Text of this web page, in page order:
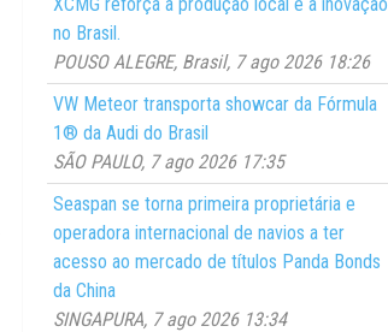
no Brasil.
POUSO ALEGRE, Brasil, 7 ago 2026 18:26
VW Meteor transporta showcar da Fórmula
1® da Audi do Brasil
SÃO PAULO, 7 ago 2026 17:35
Seaspan se torna primeira proprietária e
operadora internacional de navios a ter
acesso ao mercado de títulos Panda Bonds
da China
SINGAPURA, 7 ago 2026 13:34